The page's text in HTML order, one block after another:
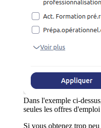
Dans l'exemple ci-
seules les offres
Si vous obtenez trop